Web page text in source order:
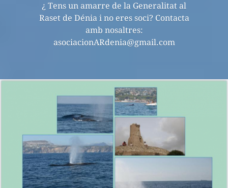
¿ Tens un amarre de la Generalitat al
Raset de Dénia i no eres soci? Contacta
amb nosaltres:
asociacionARdenia@gmail.com